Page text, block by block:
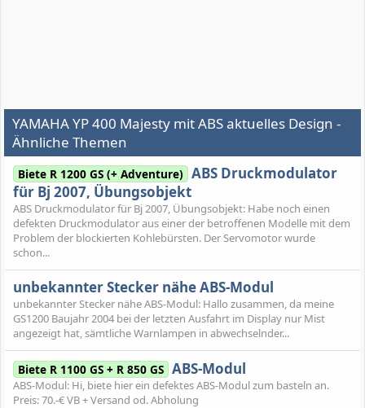
YAMAHA YP 400 Majesty mit ABS aktuelles Design -
Ähnliche Themen
Biete R 1200 GS (+ Adventure) ABS Druckmodulator
für Bj 2007, Übungsobjekt
ABS Druckmodulator für Bj 2007, Übungsobjekt: Habe noch einen
defekten Druckmodulator aus einer der betroffenen Modelle mit dem
Problem der blockierten Kohlebürsten. Der Servomotor wurde
schon...
unbekannter Stecker nähe ABS-Modul
unbekannter Stecker nähe ABS-Modul: Hallo zusammen, da meine
GS1200 Baujahr 2004 bei der letzten Ausfahrt im Display nur Mist
angezeigt hat, sämtliche Warnlampen in abwechselnder...
Biete R 1100 GS + R 850 GS ABS-Modul
ABS-Modul: Hi, biete hier ein defektes ABS-Modul zum basteln an.
Preis: 70.-€ VB + Versand od. Abholung